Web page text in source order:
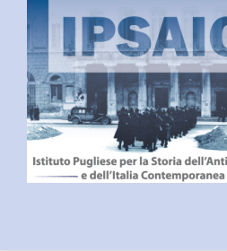
Passa
contenuto